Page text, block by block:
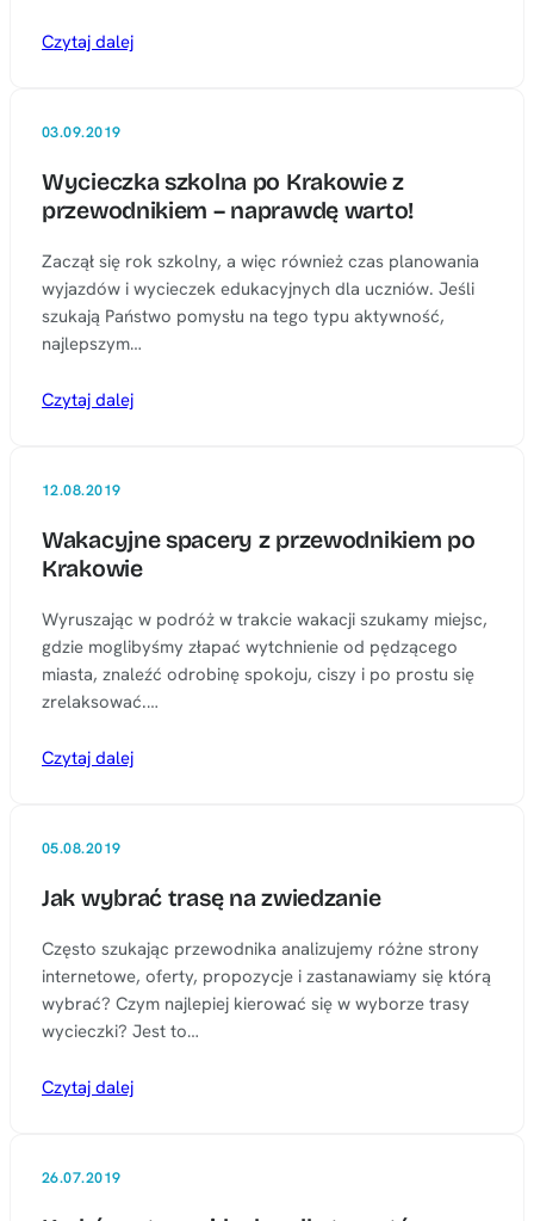
Czytaj dalej
03.09.2019
Wycieczka szkolna po Krakowie z
przewodnikiem – naprawdę warto!
Zaczął się rok szkolny, a więc również czas planowania
wyjazdów i wycieczek edukacyjnych dla uczniów. Jeśli
szukają Państwo pomysłu na tego typu aktywność,
najlepszym…
Czytaj dalej
12.08.2019
Wakacyjne spacery z przewodnikiem po
Krakowie
Wyruszając w podróż w trakcie wakacji szukamy miejsc,
gdzie moglibyśmy złapać wytchnienie od pędzącego
miasta, znaleźć odrobinę spokoju, ciszy i po prostu się
zrelaksować.…
Czytaj dalej
05.08.2019
Jak wybrać trasę na zwiedzanie
Często szukając przewodnika analizujemy różne strony
internetowe, oferty, propozycje i zastanawiamy się którą
wybrać? Czym najlepiej kierować się w wyborze trasy
wycieczki? Jest to…
Czytaj dalej
26.07.2019